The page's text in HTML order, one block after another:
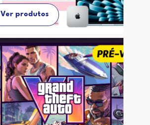
Ver produtos